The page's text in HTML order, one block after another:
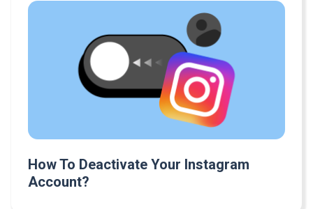
How To Deactivate Your Instagram
Account?